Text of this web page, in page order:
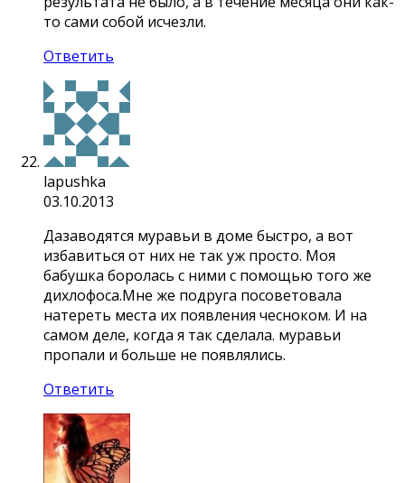
то сами собой исчезли.
Ответить
lapushka
03.10.2013
Дазаводятся муравьи в доме быстро, а вот
избавиться от них не так уж просто. Моя
бабушка боролась с ними с помощью того же
дихлофоса.Мне же подруга посоветовала
натереть места их появления чесноком. И на
самом деле, когда я так сделала. муравьи
пропали и больше не появлялись.
Ответить